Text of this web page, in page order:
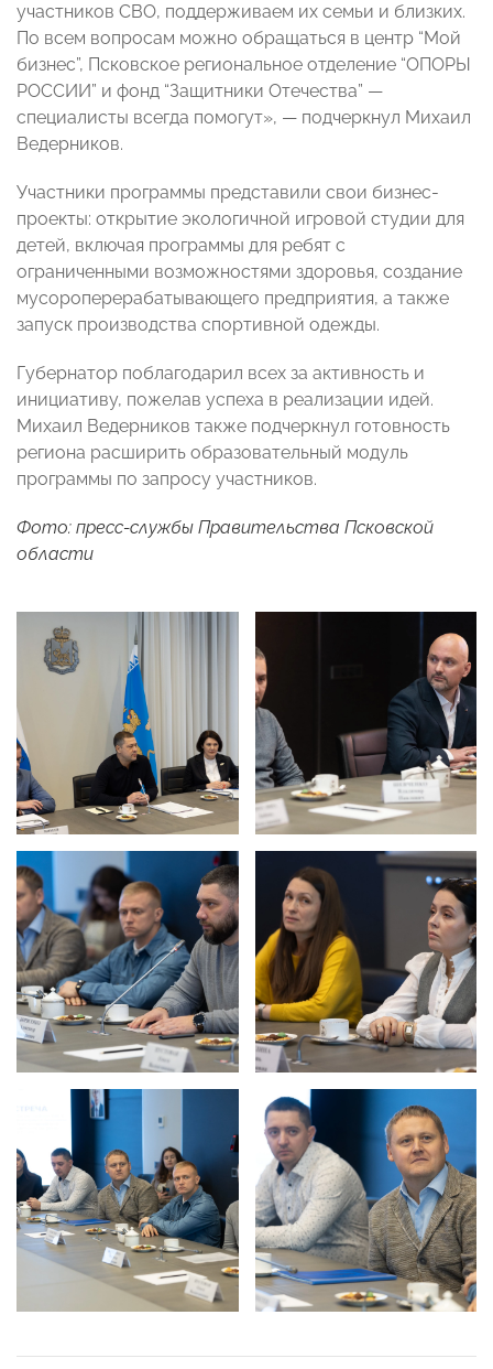
участников СВО, поддерживаем их семьи и близких.
По всем вопросам можно обращаться в центр “Мой
бизнес”, Псковское региональное отделение “ОПОРЫ
РОССИИ” и фонд “Защитники Отечества” —
специалисты всегда помогут», — подчеркнул Михаил
Ведерников.
Участники программы представили свои бизнес-
проекты: открытие экологичной игровой студии для
детей, включая программы для ребят с
ограниченными возможностями здоровья, создание
мусороперерабатывающего предприятия, а также
запуск производства спортивной одежды.
Губернатор поблагодарил всех за активность и
инициативу, пожелав успеха в реализации идей.
Михаил Ведерников также подчеркнул готовность
региона расширить образовательный модуль
программы по запросу участников.
Фото: пресс-службы Правительства Псковской
области